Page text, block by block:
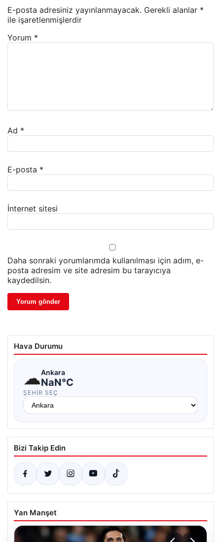
E-posta adresiniz yayınlanmayacak. Gerekli alanlar *
ile işaretlenmişlerdir
Yorum *
Ad *
E-posta *
İnternet sitesi
Daha sonraki yorumlarımda kullanılması için adım, e-
posta adresim ve site adresim bu tarayıcıya
kaydedilsin.
Hava Durumu
☁Ankara
NaN°C
ŞEHIR SEÇ
Bizi Takip Edin
Yan Manşet